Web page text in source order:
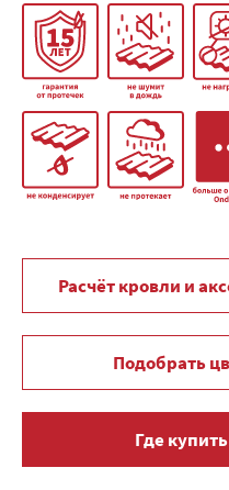
Расчёт кровли и
Подобрать
Где купить